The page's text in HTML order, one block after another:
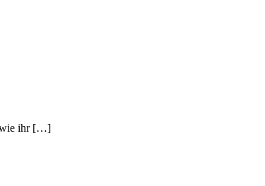
wie ihr […]